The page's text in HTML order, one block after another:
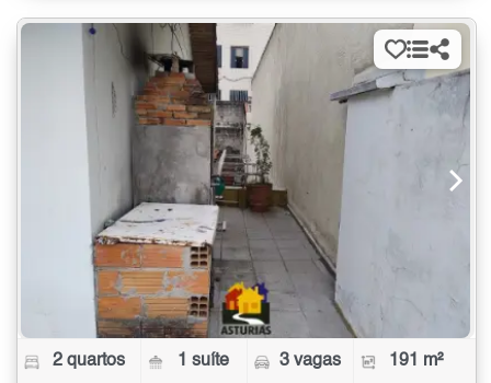
2 quartos 1 suíte 3 vagas 191 m²